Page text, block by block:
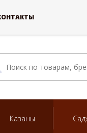
Казаны